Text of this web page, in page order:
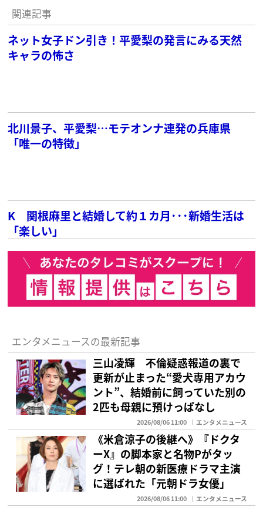
関連記事
ネット女子ドン引き！平愛梨の発言にみる天然
キャラの怖さ
北川景子、平愛梨…モテオンナ連発の兵庫県
「唯一の特徴」
K 関根麻里と結婚して約１カ月･･･新婚生活は
「楽しい」
エンタメニュースの最新記事
三山凌輝 不倫疑惑報道の裏で
更新が止まった“愛犬専用アカウ
ント”、結婚前に飼っていた別の
2匹も母親に預けっぱなし
2026/08/06 11:00 エンタメニュース
《米倉涼子の後継へ》『ドクタ
ーX』の脚本家と名物Pがタッ
グ！テレ朝の新医療ドラマ主演
に選ばれた「元朝ドラ女優」
2026/08/06 11:00 エンタメニュース